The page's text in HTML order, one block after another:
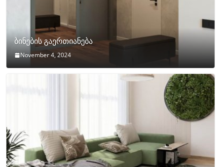
ბინების გაერთიანება
November 4, 2024